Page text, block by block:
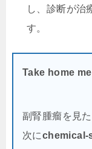
し、診断が治
す。
Take home
副腎腫瘤を見
次にchemical-